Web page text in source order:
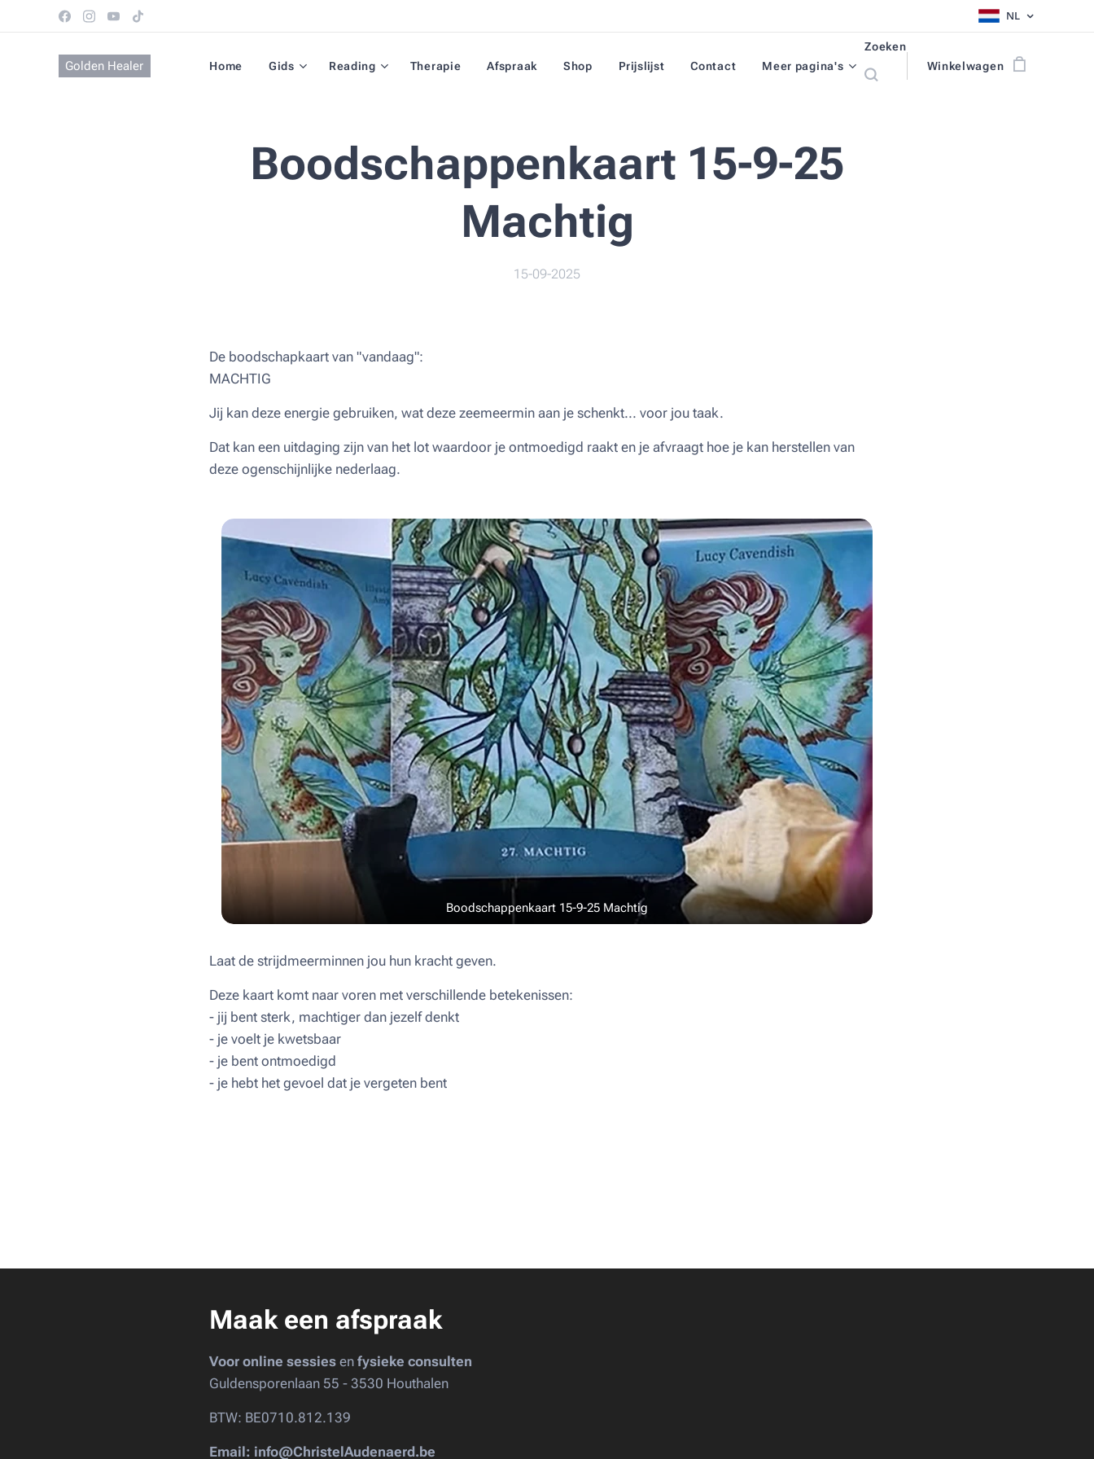
NL
Golden Healer Home Gids Reading Therapie Afspraak Shop Prijslijst Contact Meer pagina's
Zoeken
Winkelwagen
Boodschappenkaart 15-9-25
Machtig
15-09-2025
De boodschapkaart van "vandaag":
MACHTIG
Jij kan deze energie gebruiken, wat deze zeemeermin aan je schenkt... voor jou taak.
Dat kan een uitdaging zijn van het lot waardoor je ontmoedigd raakt en je afvraagt hoe je kan herstellen van
deze ogenschijnlijke nederlaag.
Boodschappenkaart 15-9-25 Machtig
Laat de strijdmeerminnen jou hun kracht geven.
Deze kaart komt naar voren met verschillende betekenissen:
- jij bent sterk, machtiger dan jezelf denkt
- je voelt je kwetsbaar
- je bent ontmoedigd
- je hebt het gevoel dat je vergeten bent
Maak een afspraak
Voor online sessies en fysieke consulten
Guldensporenlaan 55 - 3530 Houthalen
BTW: BE0710.812.139
Email: info@ChristelAudenaerd.be